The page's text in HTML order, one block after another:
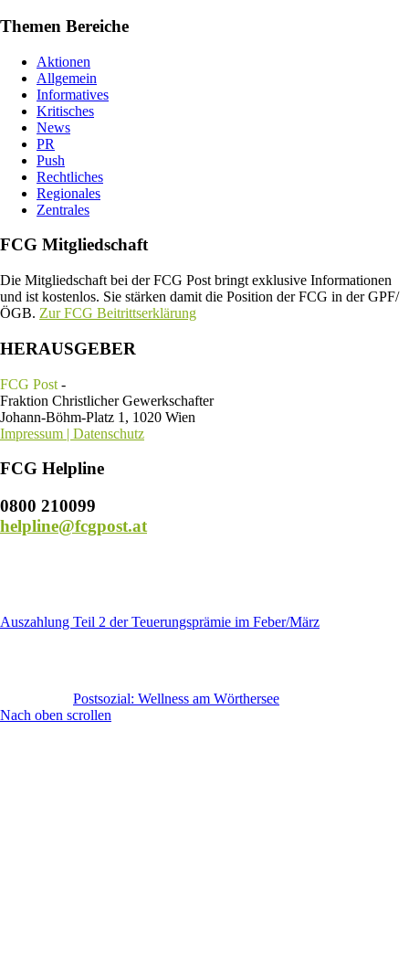
Themen Bereiche
Aktionen
Allgemein
Informatives
Kritisches
News
PR
Push
Rechtliches
Regionales
Zentrales
FCG Mitgliedschaft
Die Mitgliedschaft bei der FCG Post bringt exklusive Informationen
und ist kostenlos. Sie stärken damit die Position der FCG in der GPF/
ÖGB. Zur FCG Beitrittserklärung
HERAUSGEBER
FCG Post -
Fraktion Christlicher Gewerkschafter
Johann-Böhm-Platz 1, 1020 Wien
Impressum | Datenschutz
FCG Helpline
0800 210099
helpline@fcgpost.at
Auszahlung Teil 2 der Teuerungsprämie im Feber/März
Postsozial: Wellness am Wörthersee
Nach oben scrollen